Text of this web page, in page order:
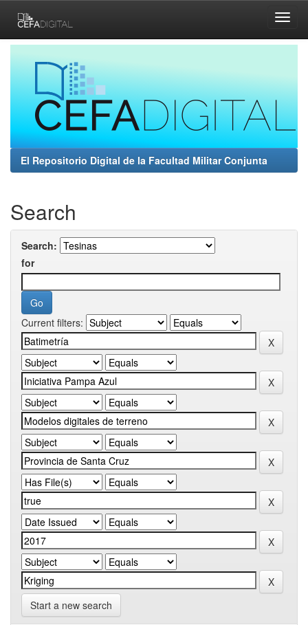
navigation
El Repositorio Digital de la Facultad Militar Conjunta
Search
Search:
for
Current filters:
Start a new search